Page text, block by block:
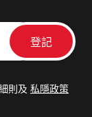
則及 私隱政策